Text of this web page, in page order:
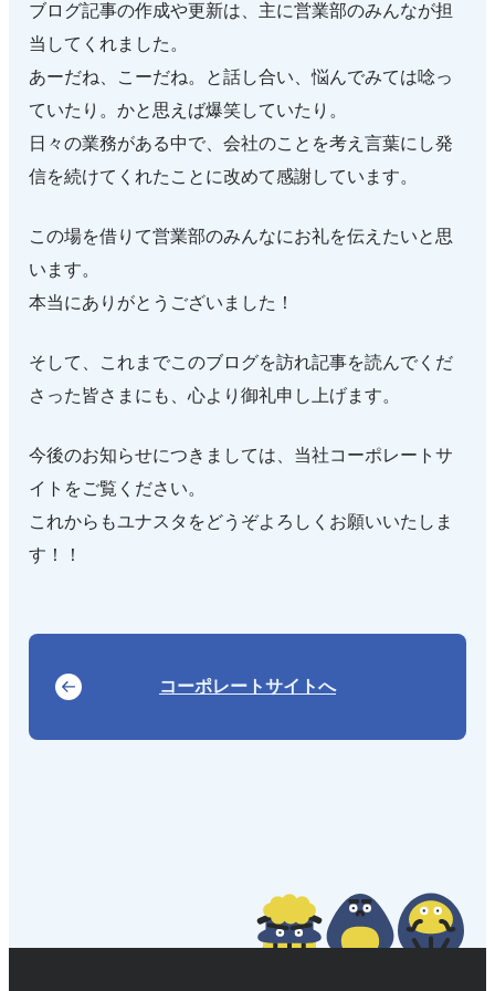
ブログ記事の作成や更新は、主に営業部のみんなが担
当してくれました。
あーだね、こーだね。と話し合い、悩んでみては唸っ
ていたり。かと思えば爆笑していたり。
日々の業務がある中で、会社のことを考え言葉にし発
信を続けてくれたことに改めて感謝しています。
この場を借りて営業部のみんなにお礼を伝えたいと思
います。
本当にありがとうございました！
そして、これまでこのブログを訪れ記事を読んでくだ
さった皆さまにも、心より御礼申し上げます。
今後のお知らせにつきましては、当社コーポレートサ
イトをご覧ください。
これからもユナスタをどうぞよろしくお願いいたしま
す！！
コーポレートサイトへ